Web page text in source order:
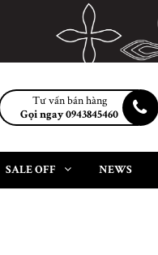
Tư vấn bán hàng
Gọi ngay 0943845460
SALE OFF NEWS